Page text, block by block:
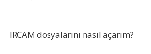
IRCAM dosyalarını nasıl açarım?